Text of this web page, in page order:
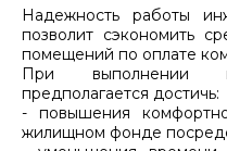
Надежность работы
позволит сэкономить
помещений по оплате
При выполнении
предполагается достичь:
- повышения
жилищном фонде